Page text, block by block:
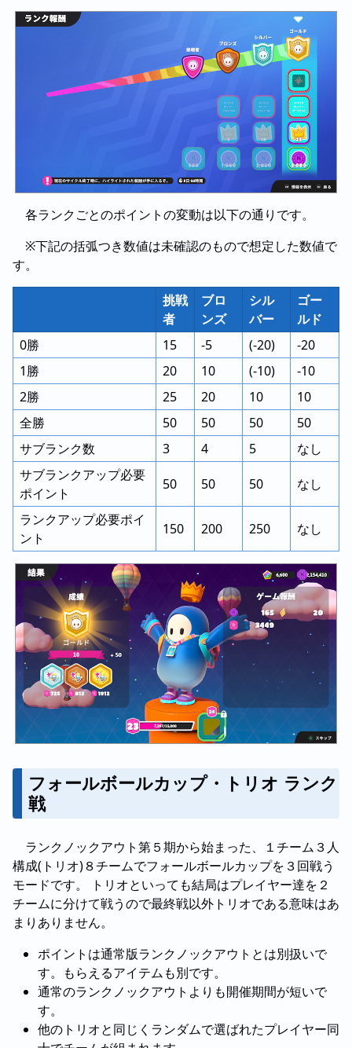
各ランクごとのポイントの変動は以下の通りです。
※下記の括弧つき数値は未確認のもので想定した数値で
す。
挑戦
者
ブロ
ンズ
シル
バー
ゴー
ルド
0勝
15 -5 (-20)
-20
1勝
20 10 (-10)
-10
2勝
25 20 10
10
全勝
50 50 50
50
サブランク数
3 4 5
なし
サブランクアップ必要
ポイント
50 50 50 なし
ランクアップ必要ポイ
ント
150 200 250 なし
フォールボールカップ・トリオ ランク
戦
ランクノックアウト第５期から始まった、１チーム３人
構成(トリオ)８チームでフォールボールカップを３回戦う
モードです。 トリオといっても結局はプレイヤー達を２
チームに分けて戦うので最終戦以外トリオである意味はあ
まりありません。
ポイントは通常版ランクノックアウトとは別扱いで
す。もらえるアイテムも別です。
通常のランクノックアウトよりも開催期間が短いで
す。
他のトリオと同じくランダムで選ばれたプレイヤー同